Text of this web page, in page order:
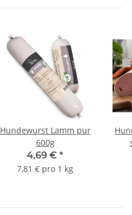
Hundewurst Lamm pur
600g
4,69 € *
7,81 € pro 1 kg